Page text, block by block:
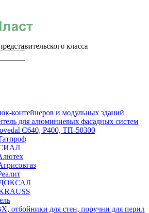
класса
контейнеров и модульных зданий
для алюминиевых фасадных систем
С640, Р400, ТП-50300
СИАЛ
ДОКСАЛ
отбойники для стен, поручни для перил